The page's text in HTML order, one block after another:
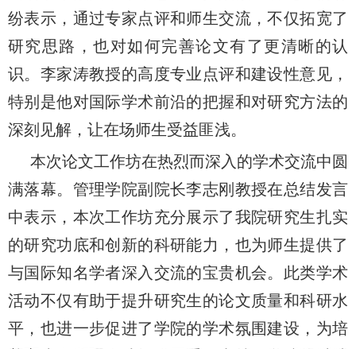
纷表示，通过专家点评和师生交流，不仅拓宽了
研究思路，也对如何完善论文有了更清晰的认
识。李家涛教授的高度专业点评和建设性意见，
特别是他对国际学术前沿的把握和对研究方法的
深刻见解，让在场师生受益匪浅。
本次论文工作坊在热烈而深入的学术交流中圆
满落幕。管理学院副院长李志刚教授在总结发言
中表示，本次工作坊充分展示了我院研究生扎实
的研究功底和创新的科研能力，也为师生提供了
与国际知名学者深入交流的宝贵机会。此类学术
活动不仅有助于提升研究生的论文质量和科研水
平，也进一步促进了学院的学术氛围建设，为培